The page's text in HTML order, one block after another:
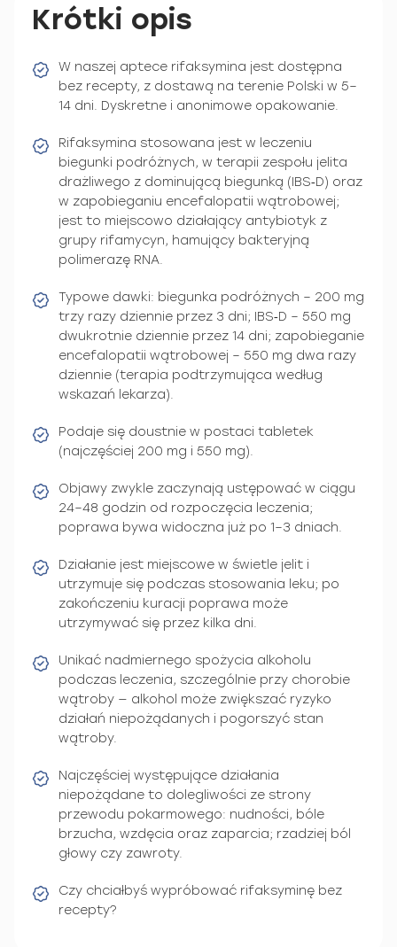
Krótki opis
W naszej aptece rifaksymina jest dostępna
bez recepty, z dostawą na terenie Polski w 5–
14 dni. Dyskretne i anonimowe opakowanie.
Rifaksymina stosowana jest w leczeniu
biegunki podróżnych, w terapii zespołu jelita
drażliwego z dominującą biegunką (IBS‑D) oraz
w zapobieganiu encefalopatii wątrobowej;
jest to miejscowo działający antybiotyk z
grupy rifamycyn, hamujący bakteryjną
polimerazę RNA.
Typowe dawki: biegunka podróżnych – 200 mg
trzy razy dziennie przez 3 dni; IBS‑D – 550 mg
dwukrotnie dziennie przez 14 dni; zapobieganie
encefalopatii wątrobowej – 550 mg dwa razy
dziennie (terapia podtrzymująca według
wskazań lekarza).
Podaje się doustnie w postaci tabletek
(najczęściej 200 mg i 550 mg).
Objawy zwykle zaczynają ustępować w ciągu
24–48 godzin od rozpoczęcia leczenia;
poprawa bywa widoczna już po 1–3 dniach.
Działanie jest miejscowe w świetle jelit i
utrzymuje się podczas stosowania leku; po
zakończeniu kuracji poprawa może
utrzymywać się przez kilka dni.
Unikać nadmiernego spożycia alkoholu
podczas leczenia, szczególnie przy chorobie
wątroby — alkohol może zwiększać ryzyko
działań niepożądanych i pogorszyć stan
wątroby.
Najczęściej występujące działania
niepożądane to dolegliwości ze strony
przewodu pokarmowego: nudności, bóle
brzucha, wzdęcia oraz zaparcia; rzadziej ból
głowy czy zawroty.
Czy chciałbyś wypróbować rifaksyminę bez
recepty?